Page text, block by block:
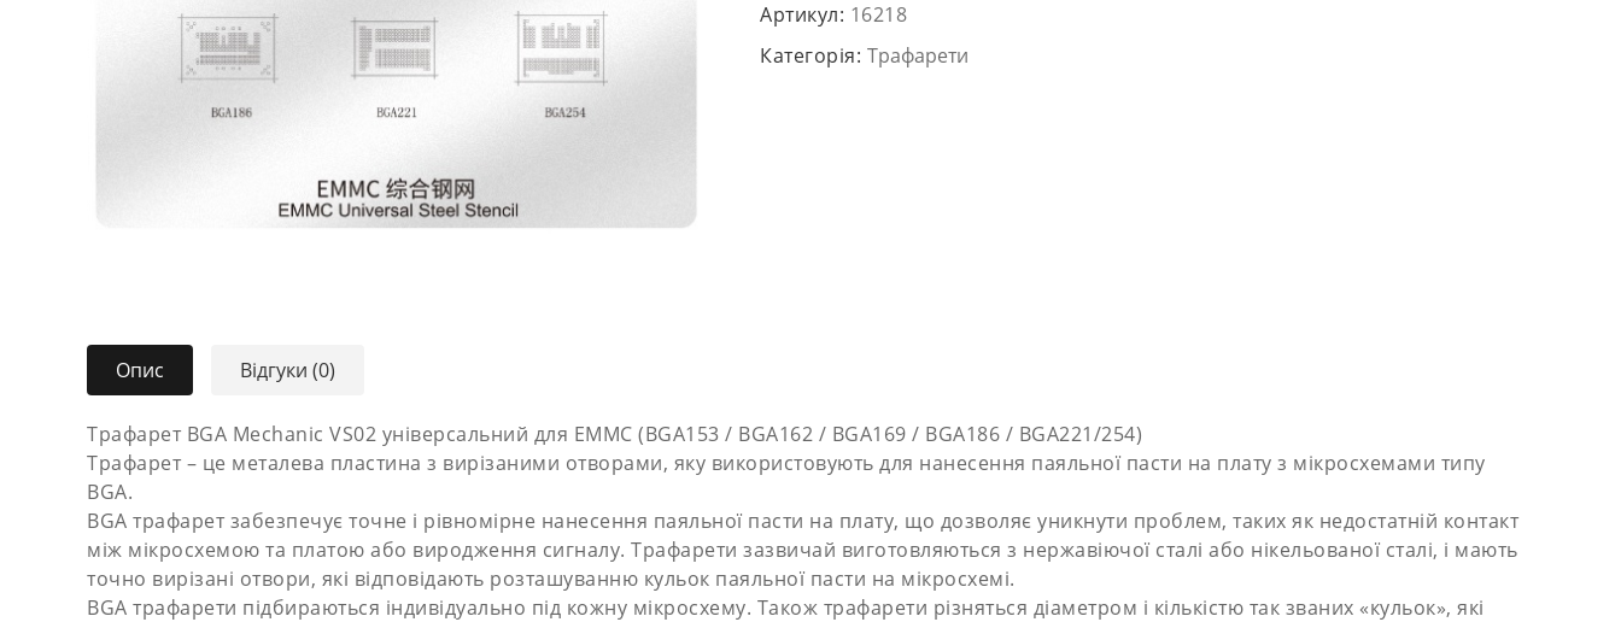
Артикул: 16218
Категорія: Трафарети
Опис Відгуки (0)
Трафарет BGA Mechanic VS02 універсальний для EMMC (BGA153 / BGA162 / BGA169 / BGA186 / BGA221/254)
Трафарет – це металева пластина з вирізаними отворами, яку використовують для нанесення паяльної пасти на плату з мікросхемами типу
BGA.
BGA трафарет забезпечує точне і рівномірне нанесення паяльної пасти на плату, що дозволяє уникнути проблем, таких як недостатній контакт
між мікросхемою та платою або виродження сигналу. Трафарети зазвичай виготовляються з нержавіючої сталі або нікельованої сталі, і мають
точно вирізані отвори, які відповідають розташуванню кульок паяльної пасти на мікросхемі.
BGA трафарети підбираються індивідуально під кожну мікросхему. Також трафарети різняться діаметром і кількістю так званих «кульок», які